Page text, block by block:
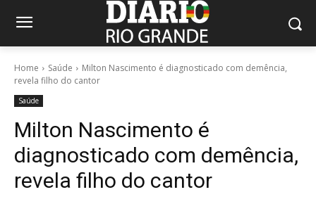
Home Saúde
Milton Nascimento é diagnosticado com demência,
revela filho do cantor
Saúde
Milton Nascimento é
diagnosticado com demência,
revela filho do cantor